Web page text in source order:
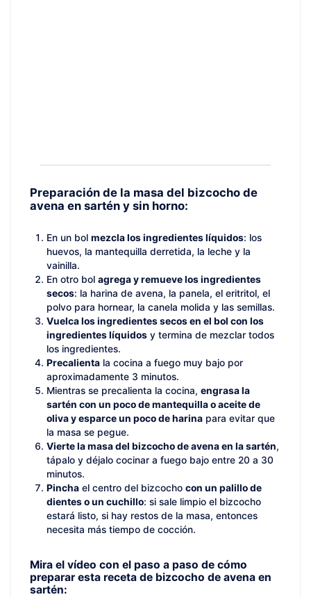
Preparación de la masa del bizcocho de
avena en sartén y sin horno:
En un bol mezcla los ingredientes líquidos: los
huevos, la mantequilla derretida, la leche y la
vainilla.
En otro bol agrega y remueve los ingredientes
secos: la harina de avena, la panela, el eritritol, el
polvo para hornear, la canela molida y las semillas.
Vuelca los ingredientes secos en el bol con los
ingredientes líquidos y termina de mezclar todos
los ingredientes.
Precalienta la cocina a fuego muy bajo por
aproximadamente 3 minutos.
Mientras se precalienta la cocina, engrasa la
sartén con un poco de mantequilla o aceite de
oliva y esparce un poco de harina para evitar que
la masa se pegue.
Vierte la masa del bizcocho de avena en la sartén,
tápalo y déjalo cocinar a fuego bajo entre 20 a 30
minutos.
Pincha el centro del bizcocho con un palillo de
dientes o un cuchillo: si sale limpio el bizcocho
estará listo, si hay restos de la masa, entonces
necesita más tiempo de cocción.
Mira el vídeo con el paso a paso de cómo
preparar esta receta de bizcocho de avena en
sartén: